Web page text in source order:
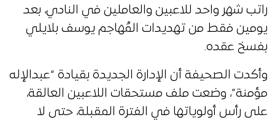
راتب شهر واحد للاعبين والعاملين في النادي، بعد
يومين فقط من تهديدات المُهاجم يوسف بلايلي
بفسخ عقده.
وأكدت الصحيفة أن الإدارة الجديدة بقيادة “عبدالإله
مؤمنة”، وضعت ملف مستحقات اللاعبين العالقة،
على رأس أولوياتها في الفترة المقبلة، حتى لا